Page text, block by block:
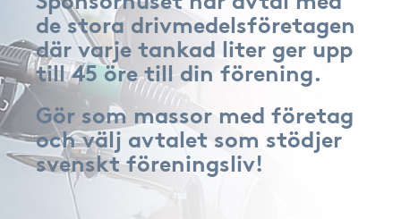
de stora drivmedelsföretagen
där varje tankad liter ger upp
till 45 öre till din förening.
Gör som massor med företag
och välj avtalet som stödjer
svenskt föreningsliv!